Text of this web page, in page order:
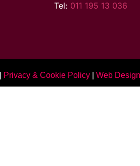
Tel: 011 195 13 036
Privacy & Cookie Policy Web